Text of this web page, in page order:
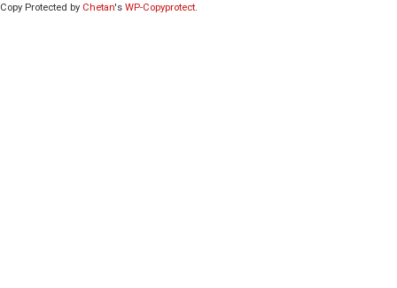
Copy Protected by Chetan's WP-Copyprotect.